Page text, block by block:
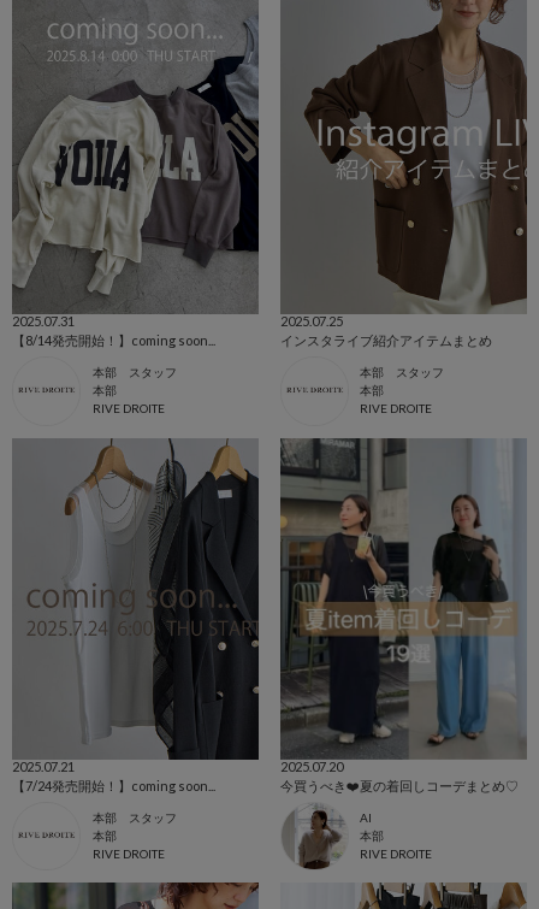
2025.07.31
【8/14発売開始！】coming soon...
本部 スタッフ
本部
RIVE DROITE
2025.07.25
インスタライブ紹介アイテムまとめ
本部 スタッフ
本部
RIVE DROITE
2025.07.21
【7/24発売開始！】coming soon...
本部 スタッフ
本部
RIVE DROITE
2025.07.20
今買うべき❤️夏の着回しコーデまとめ♡
AI
本部
RIVE DROITE